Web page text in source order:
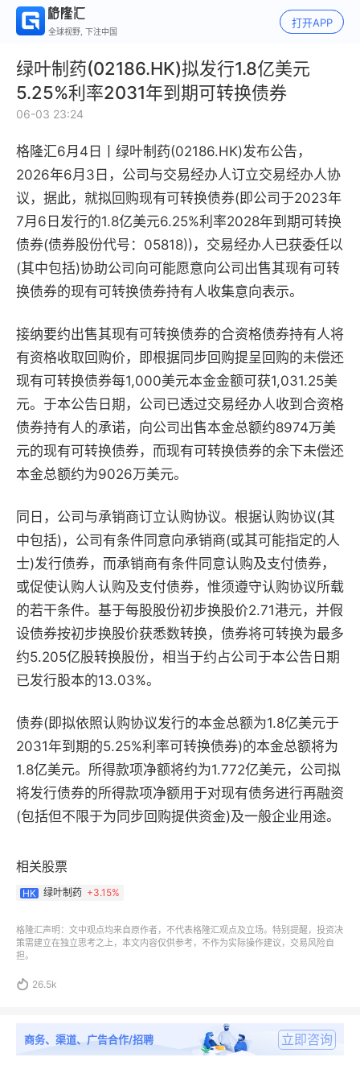
全球视野, 下注中国
打开APP
绿叶制药(02186.HK)拟发行1.8亿美元
5.25%利率2031年到期可转换债券
06-03 23:24
格隆汇6月4日丨 绿叶制药(02186.HK)发布公告，
2026年6月3日，公司与交易经办人订立交易经办人协
议，据此，就拟回购现有可转换债券(即公司于2023年
7月6日发行的1.8亿美元6.25%利率2028年到期可转换
债券(债券股份代号：05818))，交易经办人已获委任以
(其中包括)协助公司向可能愿意向公司出售其现有可转
换债券的现有可转换债券持有人收集意向表示。
接纳要约出售其现有可转换债券的合资格债券持有人将
有资格收取回购价，即根据同步回购提呈回购的未偿还
现有可转换债券每1,000美元本金金额可获1,031.25美
元。于本公告日期，公司已透过交易经办人收到合资格
债券持有人的承诺，向公司出售本金总额约8974万美
元的现有可转换债券，而现有可转换债券的余下未偿还
本金总额约为9026万美元。
同日，公司与承销商订立认购协议。根据认购协议(其
中包括)，公司有条件同意向承销商(或其可能指定的人
士)发行债券，而承销商有条件同意认购及支付债券，
或促使认购人认购及支付债券，惟须遵守认购协议所载
的若干条件。基于每股股份初步换股价2.71港元，并假
设债券按初步换股价获悉数转换，债券将可转换为最多
约5.205亿股转换股份，相当于约占公司于本公告日期
已发行股本的13.03%。
债券(即拟依照认购协议发行的本金总额为1.8亿美元于
2031年到期的5.25%利率可转换债券)的本金总额将为
1.8亿美元。所得款项净额将约为1.772亿美元，公司拟
将发行债券的所得款项净额用于对现有债务进行再融资
(包括但不限于为同步回购提供资金)及一般企业用途。
相关股票
HK 绿叶制药 +3.15%
格隆汇声明：文中观点均来自原作者，不代表格隆汇观点及立场。特别提醒，投资决
策需建立在独立思考之上，本文内容仅供参考，不作为实际操作建议，交易风险自
担。
 26.5k
商务、渠道、广告合作/招聘 立即咨询